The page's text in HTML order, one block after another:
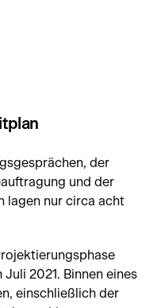
der
und der
lagen nur circa acht
2021. Binnen eines
einschließlich der